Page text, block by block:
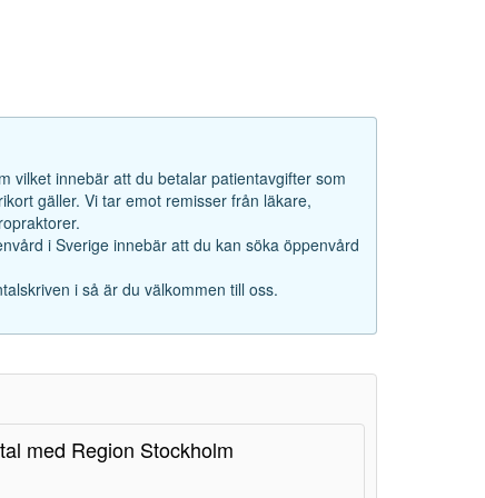
vilket innebär att du betalar patientavgifter som
gäller. Vi tar emot remisser från läkare,
i Sverige innebär att du kan söka öppenvård
i så är du välkommen till oss.
med Region Stockholm